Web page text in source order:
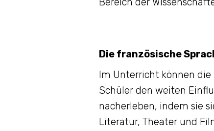
Die französische
Im Unterricht können die
Schüler den weiten
nacherleben, indem sie
Literatur, Theater und